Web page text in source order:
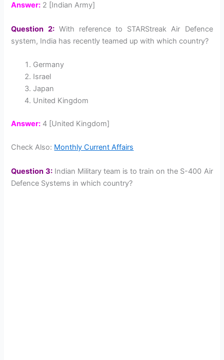
Answer: 2 [Indian Army]
Question 2:With reference to STARStreak Air Defence
system, India has recently teamed up with which country?
Germany
Israel
Japan
United Kingdom
Answer: 4 [United Kingdom]
Check Also: Monthly Current Affairs
Question 3:Indian Military team is to train on the S-400 Air
Defence Systems in which country?